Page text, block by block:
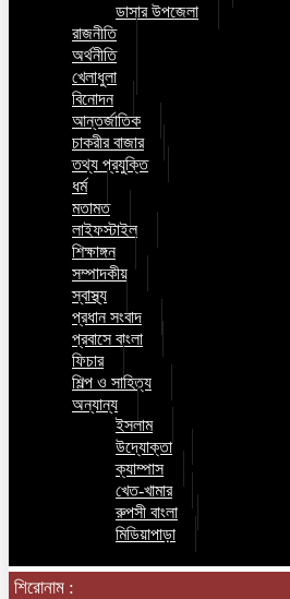
ডাসার উপজেলা
রাজনীতি
অর্থনীতি
খেলাধুলা
বিনোদন
আন্তর্জাতিক
চাকরীর বাজার
তথ্য প্রযুক্তি
ধর্ম
মতামত
লাইফস্টাইল
শিক্ষাঙ্গন
সম্পাদকীয়
স্বাস্থ্য
প্রধান সংবাদ
প্রবাসে বাংলা
ফিচার
শিল্প ও সাহিত্য
অন্যান্য
ইসলাম
উদ্যোক্তা
ক্যাম্পাস
খেত-খামার
রুপসী বাংলা
মিডিয়াপাড়া
শিরোনাম :